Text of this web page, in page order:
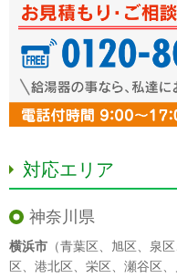
対応エリア
神奈川県
横浜市 （青葉区 旭区 泉区
区
港北区 栄区 瀬谷区